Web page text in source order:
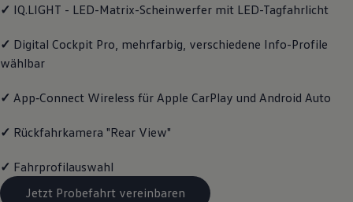
Warn- und Kontrollleuchten
Digitale Betriebsanleitung
Live Beratung
Transport
Elektromobilität
Volkswagen R
Volkswagen Kundenbetreuung
✓ IQ.LIGHT - LED-Matrix-Scheinwerfer mit LED-Tagfahrlicht
✓ Digital Cockpit Pro, mehrfarbig, verschiedene Info-Profile
wählbar
✓ App‑Connect Wireless für Apple CarPlay und Android Auto
✓ Rückfahrkamera "Rear View"
✓ Fahrprofilauswahl
Jetzt Probefahrt vereinbaren